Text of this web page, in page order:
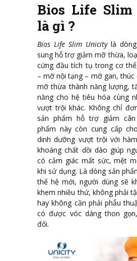
Bios Life
là gì ?
Bios Life Slim Unicitylà
sung hỗ trợ giảm mỡ thừa,
cứng đầu tích tụ trong cơ
– mỡ nội tạng – mỡ gan, thúc
mỡ thừa thành năng lượng,
năng cho hệ tiêu hóa cùng
vượt trội khác. Không chỉ
sản phẩm hỗ trợ giảm
phẩm này còn cung cấp
dinh dưỡng vượt trội với
khoáng chất dồi dào giúp
có cảm giác mất sức, mệt
khi sử dụng. Là dòng sản
thế hệ mới, người dùng sẽ
khem nhiều thứ, không phải
hay không cần phải phẫu
có được vóc dáng thon
đối.